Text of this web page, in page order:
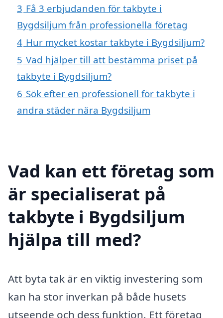
3 Få 3 erbjudanden för takbyte i
Bygdsiljum från professionella företag
4 Hur mycket kostar takbyte i Bygdsiljum?
5 Vad hjälper till att bestämma priset på
takbyte i Bygdsiljum?
6 Sök efter en professionell för takbyte i
andra städer nära Bygdsiljum
Vad kan ett företag som
är specialiserat på
takbyte i Bygdsiljum
hjälpa till med?
Att byta tak är en viktig investering som
kan ha stor inverkan på både husets
utseende och dess funktion. Ett företag